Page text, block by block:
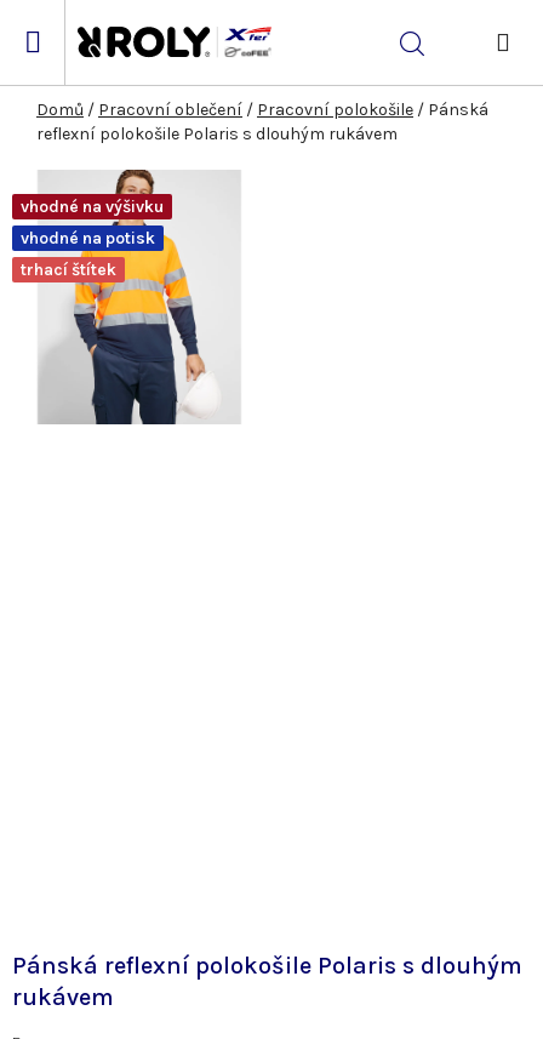
Hledat
Domů / Pracovní oblečení / Pracovní polokošile / Pánská
reflexní polokošile Polaris s dlouhým rukávem
Pánská reflexní polokošile Polaris s dlouhým
rukávem
vhodné na výšivku
vhodné na potisk
trhací štítek